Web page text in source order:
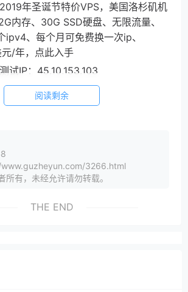
年圣诞节特价VPS，美国洛杉矶机
内存、30G SSD硬盘、无限流量、
ipv4、每个月可免费换一次ip、
/年，点此入手
试IP：45.10.153.103
阅读剩余
3266.html
所有，未经允许请勿转载。
THE END